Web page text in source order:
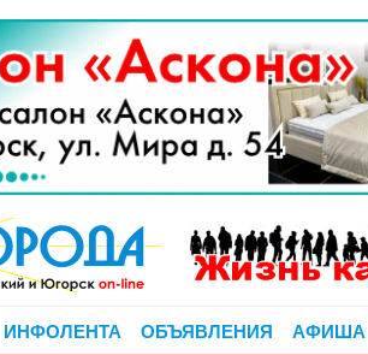
ИНФОЛЕНТА ОБЪЯВЛЕНИЯ АФИША